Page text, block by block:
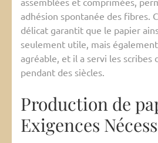
adhésion spontanée des fibres.
délicat garantit que le papier
seulement utile, mais
agréable, et il a servi les scribes
pendant des siècles.
Production de
Exigences